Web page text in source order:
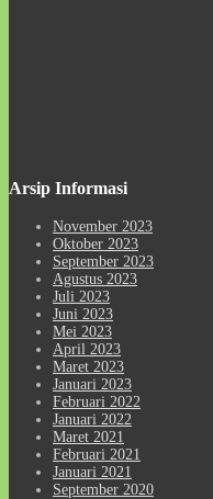
Arsip Informasi
November 2023
Oktober 2023
September 2023
Agustus 2023
Juli 2023
Juni 2023
Mei 2023
April 2023
Maret 2023
Januari 2023
Februari 2022
Januari 2022
Maret 2021
Februari 2021
Januari 2021
September 2020